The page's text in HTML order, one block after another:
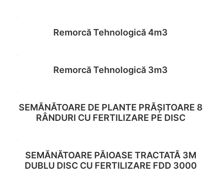
Remorcă Tehnologică 4m3
Remorcă Tehnologică 3m3
Read more
SEMĂNĂTOARE DE PLANTE PRĂȘITOARE 8
RÂNDURI CU FERTILIZARE PE DISC
Read more
SEMĂNĂTOARE PĂIOASE TRACTATĂ 3M
DUBLU DISC CU FERTILIZARE FDD 3000